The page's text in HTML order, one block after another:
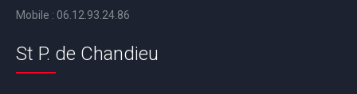
Mobile : 06.12.93.24.86
St P. de Chandieu